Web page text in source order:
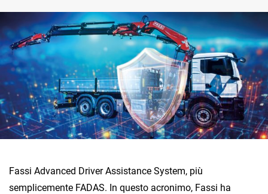
Fassi Advanced Driver Assistance System, più
semplicemente FADAS. In questo acronimo, Fassi ha